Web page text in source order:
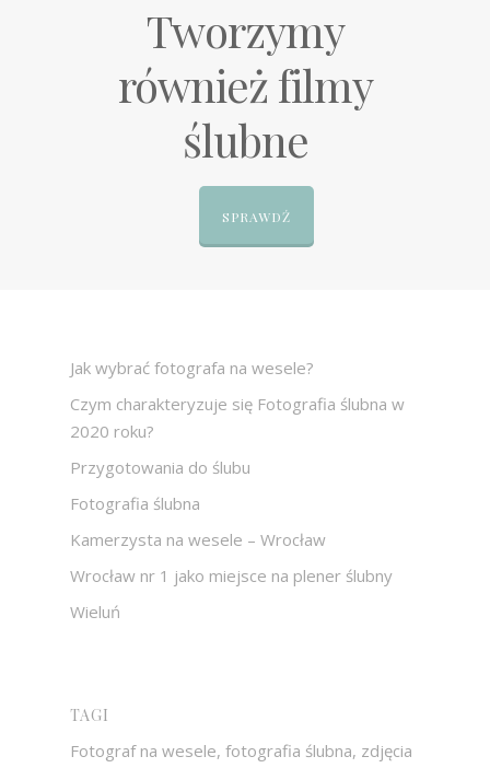
Tworzymy
również filmy
ślubne
SPRAWDŹ
Jak wybrać fotografa na wesele?
Czym charakteryzuje się Fotografia ślubna w
2020 roku?
Przygotowania do ślubu
Fotografia ślubna
Kamerzysta na wesele – Wrocław
Wrocław nr 1 jako miejsce na plener ślubny
Wieluń
TAGI
Fotograf na wesele, fotografia ślubna, zdjęcia